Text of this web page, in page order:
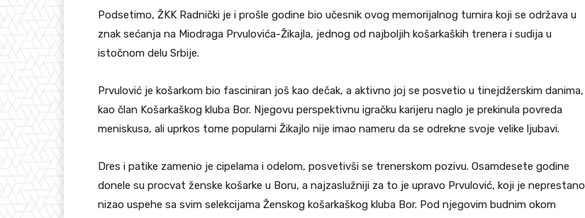
Podsetimo, ŽKK Radnički je i prošle godine bio učesnik ovog memorijalnog turnira koji se održava u
znak sećanja na Miodraga Prvulovića-Žikajla, jednog od najboljih košarkaških trenera i sudija u
istočnom delu Srbije.
Prvulović je košarkom bio fasciniran još kao dečak, a aktivno joj se posvetio u tinejdžerskim danima,
kao član Košarkaškog kluba Bor. Njegovu perspektivnu igračku karijeru naglo je prekinula povreda
meniskusa, ali uprkos tome popularni Žikajlo nije imao nameru da se odrekne svoje velike ljubavi.
Dres i patike zamenio je cipelama i odelom, posvetivši se trenerskom pozivu. Osamdesete godine
donele su procvat ženske košarke u Boru, a najzaslužniji za to je upravo Prvulović, koji je neprestano
nizao uspehe sa svim selekcijama Ženskog košarkaškog kluba Bor. Pod njegovim budnim okom